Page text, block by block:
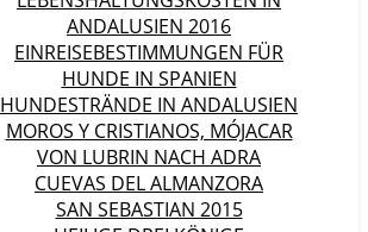
ANDALUSIEN 2016
EINREISEBESTIMMUNGEN FÜR
HUNDE IN SPANIEN
HUNDESTRÄNDE IN ANDALUSIEN
MOROS Y CRISTIANOS, MÓJACAR
VON LUBRIN NACH ADRA
CUEVAS DEL ALMANZORA
SAN SEBASTIAN 2015